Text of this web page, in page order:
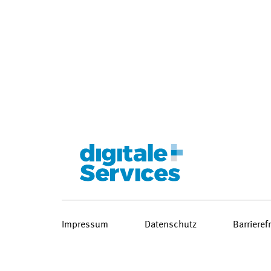
Impressum Datenschutz